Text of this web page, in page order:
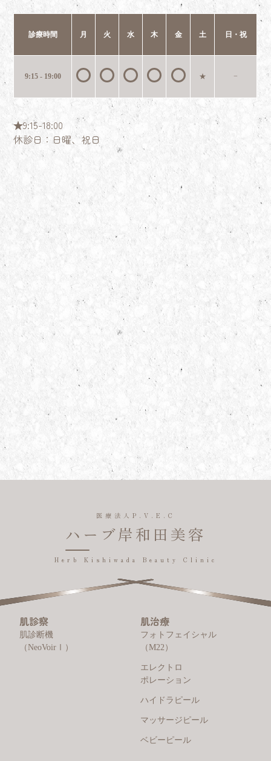
診療時間 月 火 水 木 金 土 日・祝
9:15 - 19:00 ★ −
★9:15-18:00
休診日：日曜、祝日
医療法人P.V.E.C
ハーブ岸和田美容
Herb Kishiwada Beauty Clinic
肌診察
肌診断機
（NeoVoirⅠ）
肌治療
フォトフェイシャル
（M22）
エレクトロ
ポレーション
ハイドラピール
マッサージピール
ベビーピール